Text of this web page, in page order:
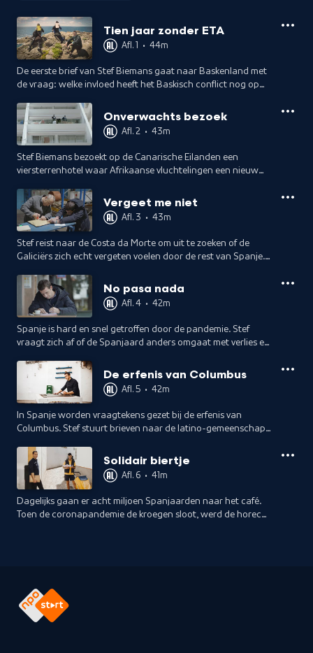
Tien jaar zonder ETA
Afl. 1 • 44m
De eerste brief van Stef Biemans gaat naar Baskenland met
de vraag: welke invloed heeft het Baskisch conflict nog op
ligt nog gevoelig.
Onverwachts bezoek
Afl. 2 • 43m
Stef Biemans bezoekt op de Canarische Eilanden een
viersterrenhotel waar Afrikaanse vluchtelingen een nieuw
Vergeet me niet
Afl. 3 • 43m
Stef reist naar de Costa da Morte om uit te zoeken of de
Galiciërs zich echt vergeten voelen door de rest van Spanje.
het hoofd zien?
No pasa nada
Afl. 4 • 42m
Spanje is hard en snel getroffen door de pandemie. Stef
vraagt zich af of de Spanjaard anders omgaat met verlies en
zekerheid in het leven: de dood.De erfenis van Columbus
Afl. 5 • 42m
In Spanje worden vraagtekens gezet bij de erfenis van
Columbus. Stef stuurt brieven naar de latino-gemeenschap.
van hun koloniale verleden?Solidair biertje
Afl. 6 • 41m
Dagelijks gaan er acht miljoen Spanjaarden naar het café.
Toen de coronapandemie de kroegen sloot, werd de horeca